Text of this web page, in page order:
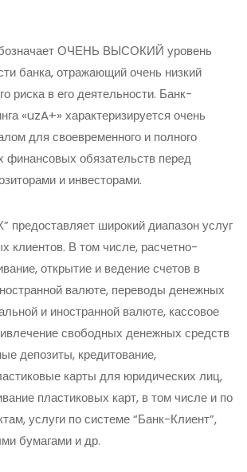
ОЧЕНЬ ВЫСОКИЙ уровень
банка, отражающий очень низкий
риска в его деятельности. Банк-
«uzA+» характеризируется очень
для своевременного и полного
финансовых обязательств перед
и инвесторами.
широкий диапазон услуг
клиентов. В том числе, расчетно-
открытие и ведение счетов в
валюте, переводы денежных
и иностранной валюте, кассовое
свободных денежных средств
депозиты, кредитование,
карты для юридических лиц,
пластиковых карт, в том числе и по
услуги по системе “Банк-Клиент”,
бумагами и др.